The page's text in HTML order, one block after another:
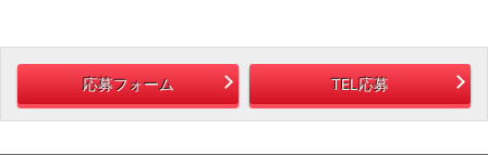
応募フォーム TEL応募